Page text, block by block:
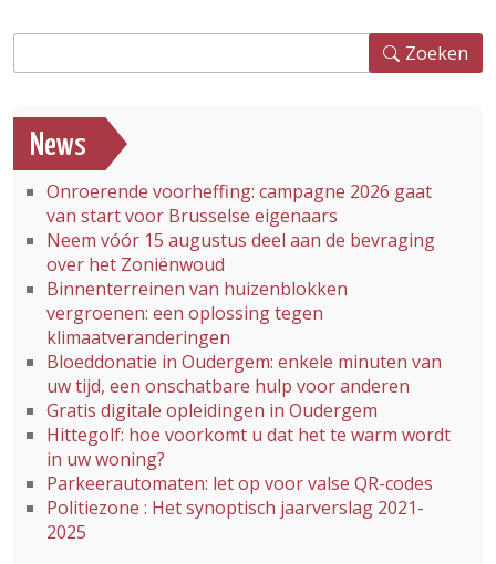
Zoeken
News
Onroerende voorheffing: campagne 2026 gaat
van start voor Brusselse eigenaars
Neem vóór 15 augustus deel aan de bevraging
over het Zoniënwoud
Binnenterreinen van huizenblokken
vergroenen: een oplossing tegen
klimaatveranderingen
Bloeddonatie in Oudergem: enkele minuten van
uw tijd, een onschatbare hulp voor anderen
Gratis digitale opleidingen in Oudergem
Hittegolf: hoe voorkomt u dat het te warm wordt
in uw woning?
Parkeerautomaten: let op voor valse QR-codes
Politiezone : Het synoptisch jaarverslag 2021-
2025